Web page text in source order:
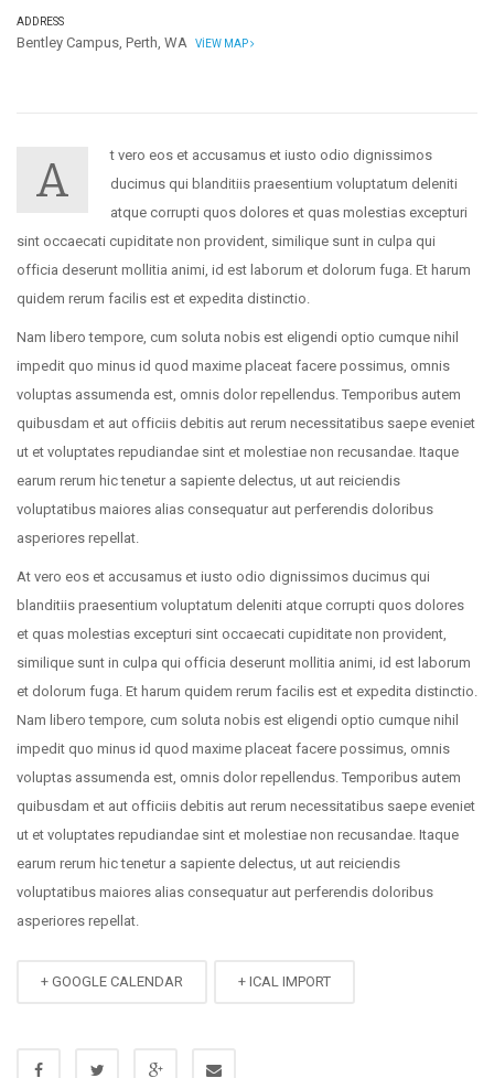
ADDRESS
Bentley Campus, Perth, WA VIEW MAP
A
t vero eos et accusamus et iusto odio dignissimos
ducimus qui blanditiis praesentium voluptatum deleniti
atque corrupti quos dolores et quas molestias excepturi
sint occaecati cupiditate non provident, similique sunt in culpa qui
officia deserunt mollitia animi, id est laborum et dolorum fuga. Et harum
quidem rerum facilis est et expedita distinctio.
Nam libero tempore, cum soluta nobis est eligendi optio cumque nihil
impedit quo minus id quod maxime placeat facere possimus, omnis
voluptas assumenda est, omnis dolor repellendus. Temporibus autem
quibusdam et aut officiis debitis aut rerum necessitatibus saepe eveniet
ut et voluptates repudiandae sint et molestiae non recusandae. Itaque
earum rerum hic tenetur a sapiente delectus, ut aut reiciendis
voluptatibus maiores alias consequatur aut perferendis doloribus
asperiores repellat.
At vero eos et accusamus et iusto odio dignissimos ducimus qui
blanditiis praesentium voluptatum deleniti atque corrupti quos dolores
et quas molestias excepturi sint occaecati cupiditate non provident,
similique sunt in culpa qui officia deserunt mollitia animi, id est laborum
et dolorum fuga. Et harum quidem rerum facilis est et expedita distinctio.
Nam libero tempore, cum soluta nobis est eligendi optio cumque nihil
impedit quo minus id quod maxime placeat facere possimus, omnis
voluptas assumenda est, omnis dolor repellendus. Temporibus autem
quibusdam et aut officiis debitis aut rerum necessitatibus saepe eveniet
ut et voluptates repudiandae sint et molestiae non recusandae. Itaque
earum rerum hic tenetur a sapiente delectus, ut aut reiciendis
voluptatibus maiores alias consequatur aut perferendis doloribus
asperiores repellat.
+ GOOGLE CALENDAR + ICAL IMPORT